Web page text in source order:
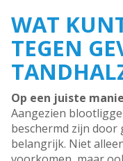
WAT
TEGEN
Op een juiste
Aangezien
beschermd zijn
belangrijk. Niet